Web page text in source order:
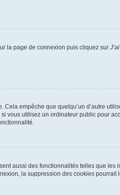
la page de connexion puis cliquez sur
empêche que quelqu’un d’autre
vous utilisez un ordinateur public pour
aussi des fonctionnalités telles que les
la suppression des cookies pourrait